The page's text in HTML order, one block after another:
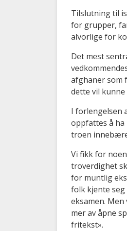
Tilslutning til
for grupper,
alvorlige for
Det mest
afghaner som
dette vil kunne
I forlengelsen
oppfattes å ha
troen
Vi fikk for
troverdighet
for muntlig
folk kjente
eksamen.
mer av åpne
fritekst».